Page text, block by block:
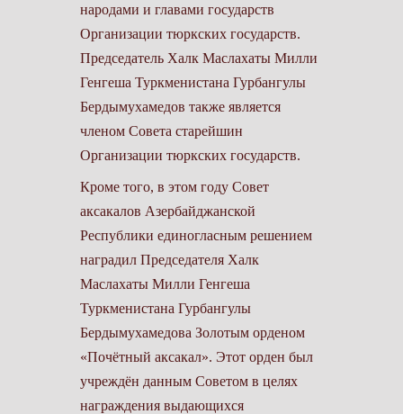
народами и главами государств
Организации тюркских государств.
Председатель Халк Маслахаты Милли
Генгеша Туркменистана Гурбангулы
Бердымухамедов также является
членом Совета старейшин
Организации тюркских государств.
Кроме того, в этом году Совет
аксакалов Азербайджанской
Республики единогласным решением
наградил Председателя Халк
Маслахаты Милли Генгеша
Туркменистана Гурбангулы
Бердымухамедова Золотым орденом
«Почётный аксакал». Этот орден был
учреждён данным Советом в целях
награждения выдающихся